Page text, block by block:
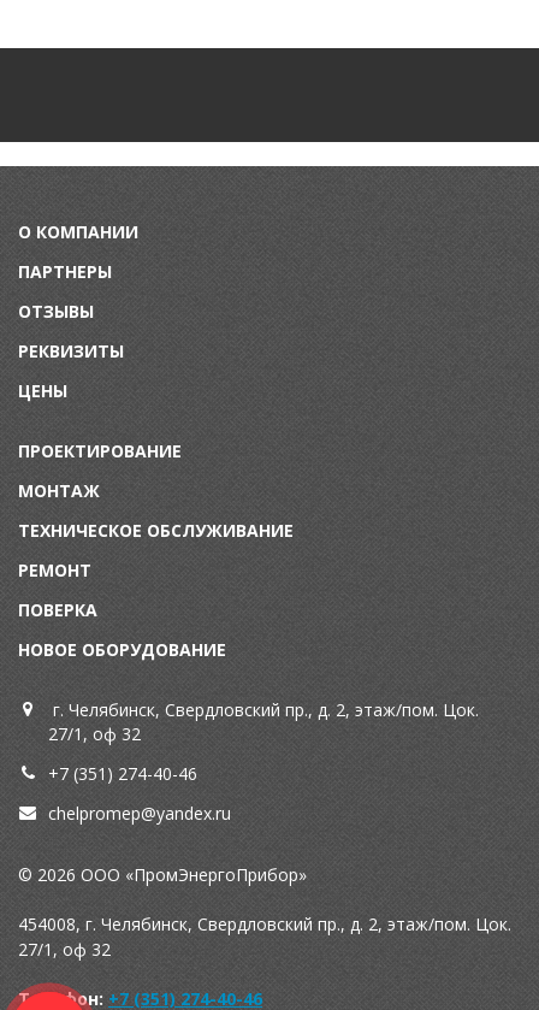
О КОМПАНИИ
ПАРТНЕРЫ
ОТЗЫВЫ
РЕКВИЗИТЫ
ЦЕНЫ
ПРОЕКТИРОВАНИЕ
МОНТАЖ
ТЕХНИЧЕСКОЕ ОБСЛУЖИВАНИЕ
РЕМОНТ
ПОВЕРКА
НОВОЕ ОБОРУДОВАНИЕ
г. Челябинск, Свердловский пр., д. 2, этаж/пом. Цок.
27/1, оф 32
+7 (351) 274-40-46
chelpromep@yandex.ru
© 2026 ООО «ПромЭнергоПрибор»
454008, г. Челябинск, Свердловский пр., д. 2, этаж/пом. Цок.
27/1, оф 32
Телефон: +7 (351) 274-40-46